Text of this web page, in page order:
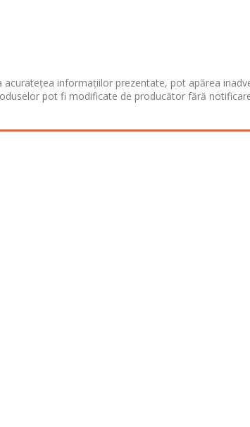
informațiilor prezentate, pot apărea
pot fi modificate de producător fără